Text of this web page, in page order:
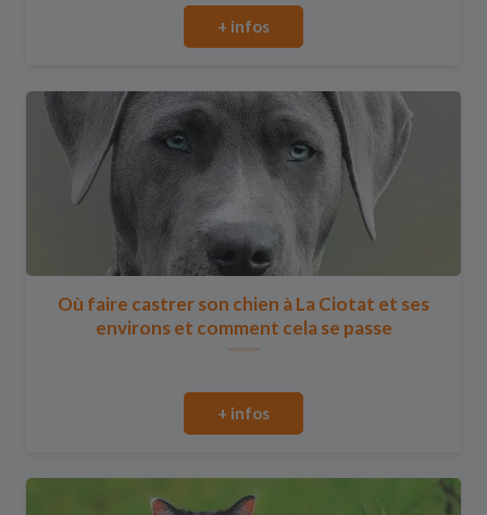
+ infos
Où faire castrer son chien à La Ciotat et ses
environs et comment cela se passe
+ infos